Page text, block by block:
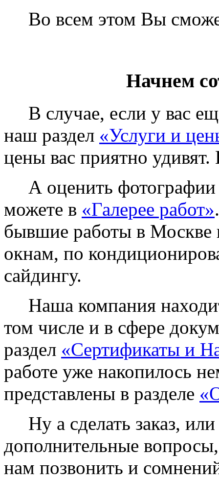
Во всем этом Вы
Начнем
В случае, если у вас
наш раздел «Услуги и
цены вас приятно
А оценить фотографии
можете в «Галерее работ»
бывшие работы в Москве
окнам, по
сайдингу.
Наша компания
том числе и в сфере
раздел «Сертификаты и
работе уже накопилось
представлены в разделе
Ну а сделать заказ, или
дополнительные вопросы,
нам позвонить и